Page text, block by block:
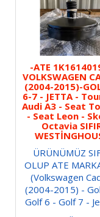
-ATE
VOLKSWAGEN
(2004-2015)-
6-7 - JETTA -
Audi A3 - Seat
- Seat Leon -
Octavia
ÜRÜNÜMÜZ
OLUP ATE
(Volkswagen
(2004-2015) -
Golf 6 - Golf 7 -
..